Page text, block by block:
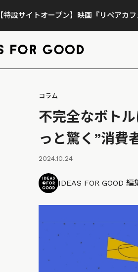
【特設サイトオープン】映画『リペアカ
コラム
不完全なボト
っと驚く”消費
2024.10.24
IDEAS FOR GOOD 編